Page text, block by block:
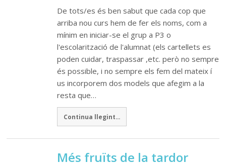
De tots/es és ben sabut que cada cop que
arriba nou curs hem de fer els noms, com a
mínim en iniciar-se el grup a P3 o
l'escolarització de l'alumnat (els cartellets es
poden cuidar, traspassar ,etc. però no sempre
és possible, i no sempre els fem del mateix í
us incorporem dos models que afegim a la
resta que…
Continua llegint...
Més fruïts de la tardor